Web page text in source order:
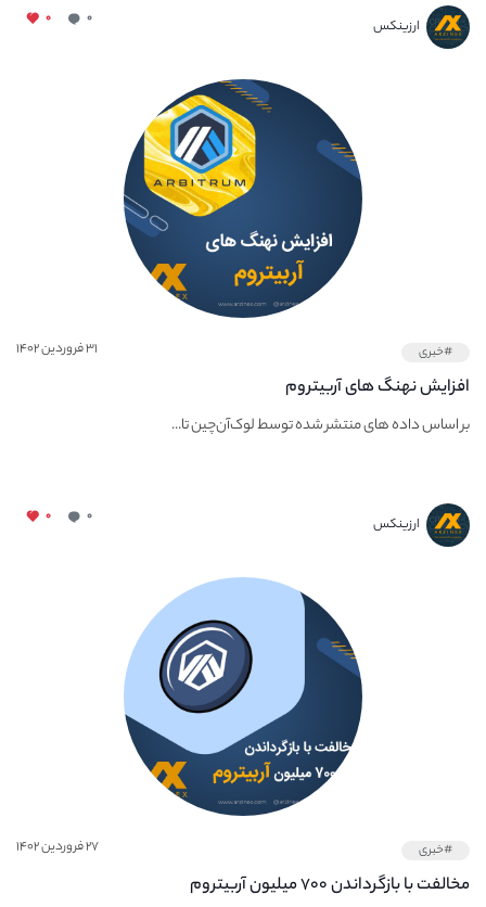
ارزینکس ۰ ۰
#خبری ۳۱ فروردین ۱۴۰۲
افزایش نهنگ های آربیتروم
بر اساس داده‌ های منتشر شده توسط لوک‌آن‌چین تا...
ارزینکس ۰ ۰
#خبری ۲۷ فروردین ۱۴۰۲
مخالفت با بازگرداندن ۷۰۰ میلیون آربیتروم